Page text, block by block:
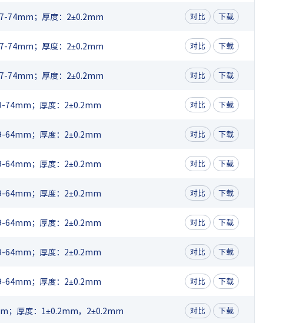
74mm；厚度：2±0.2mm 对比 下载
74mm；厚度：2±0.2mm 对比 下载
74mm；厚度：2±0.2mm 对比 下载
74mm；厚度：2±0.2mm 对比 下载
64mm；厚度：2±0.2mm 对比 下载
64mm；厚度：2±0.2mm 对比 下载
64mm；厚度：2±0.2mm 对比 下载
64mm；厚度：2±0.2mm 对比 下载
64mm；厚度：2±0.2mm 对比 下载
64mm；厚度：2±0.2mm 对比 下载
；厚度：1±0.2mm，2±0.2mm 对比 下载